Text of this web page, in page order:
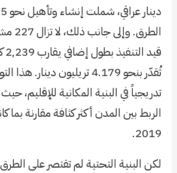
تُقدّر بنحو 4.179 تريليون
تدريجياً في البنية المكانية للإقليم،
الربط بين المدن أكثر كثافة مقارنة بما
2019.
لكن البنية التحتية لم تقتصر على